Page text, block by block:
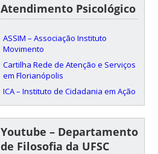
Atendimento Psicológico
ASSIM – Associação Instituto
Movimento
Cartilha Rede de Atenção e Serviços
em Florianópolis
ICA – Instituto de Cidadania em Ação
Youtube – Departamento
de Filosofia da UFSC